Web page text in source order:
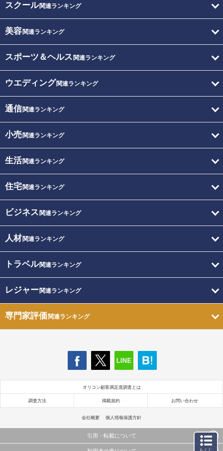
スクール関連ランキング
美容関連ランキング
スポーツ＆ヘルス 関連ランキング
ウエディング関連ランキング
通信関連ランキング
小売関連ランキング
生活関連ランキング
住宅関連ランキング
ビジネス 関連ランキング
人材関連ランキング
トラベル関連ランキング
レジャー関連ランキング
専門家評価関連ランキング
オリコン顧客満足度調査とは
調査方法 掲載規約 お問い合わせ
会社概要 個人情報保護方針
引用・転載について
もくじ